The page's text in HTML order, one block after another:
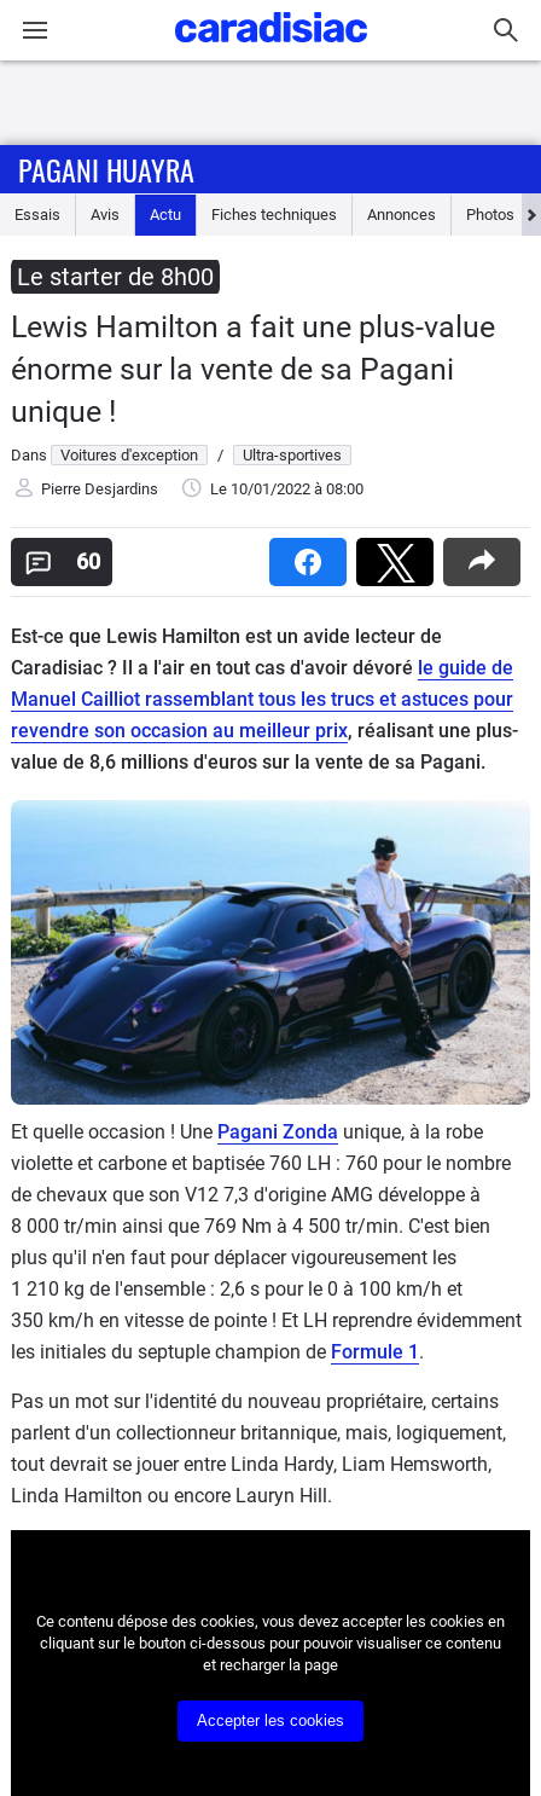
Accueil
Essais
Guide
d'achat
Electriques
Flottes
Auto
Services
Forum
PAGANI HUAYRA
Essais Avis Actu Fiches techniques Annonces Photos
Le starter de 8h00
Lewis Hamilton a fait une plus-value
énorme sur la vente de sa Pagani
unique !
Dans Voitures d'exception /
Ultra-sportives
Pierre Desjardins
Le 10/01/2022 à 08:00
60
Est-ce que Lewis Hamilton est un avide lecteur de
Caradisiac ? Il a l'air en tout cas d'avoir dévoré le guide de
Manuel Cailliot rassemblant tous les trucs et astuces pour
revendre son occasion au meilleur prix, réalisant une plus-
value de 8,6 millions d'euros sur la vente de sa Pagani.
Et quelle occasion ! Une Pagani Zonda unique, à la robe
violette et carbone et baptisée 760 LH : 760 pour le nombre
de chevaux que son V12 7,3 d'origine AMG développe à
8 000 tr/min ainsi que 769 Nm à 4 500 tr/min. C'est bien
plus qu'il n'en faut pour déplacer vigoureusement les
1 210 kg de l'ensemble : 2,6 s pour le 0 à 100 km/h et
350 km/h en vitesse de pointe ! Et LH reprendre évidemment
les initiales du septuple champion de Formule 1 .
Pas un mot sur l'identité du nouveau propriétaire, certains
parlent d'un collectionneur britannique, mais, logiquement,
tout devrait se jouer entre Linda Hardy, Liam Hemsworth,
Linda Hamilton ou encore Lauryn Hill.
Ce contenu dépose des cookies, vous devez accepter les cookies en
cliquant sur le bouton ci-dessous pour pouvoir visualiser ce contenu
et recharger la page
Accepter les cookies